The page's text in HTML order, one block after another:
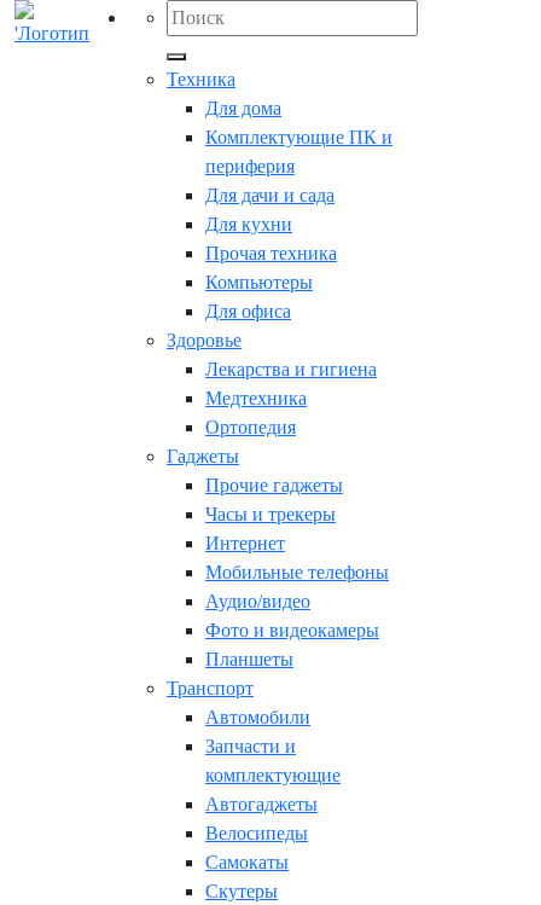
Техника
Для дома
Комплектующие ПК и
периферия
Для дачи и сада
Для кухни
Прочая техника
Компьютеры
Для офиса
Здоровье
Лекарства и гигиена
Медтехника
Ортопедия
Гаджеты
Прочие гаджеты
Часы и трекеры
Интернет
Мобильные телефоны
Аудио/видео
Фото и видеокамеры
Планшеты
Транспорт
Автомобили
Запчасти и
комплектующие
Автогаджеты
Велосипеды
Самокаты
Скутеры